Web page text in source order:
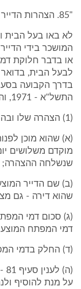
"85. הצהרות הדייר היוצא והדייר המוצע
לא באו בעל הבית
המושכר בידי
או בדבר חלוקת
לבעל הבית,
התשל"א - 1971, והן -
(1) הצהרה שלו ובה פרטים האלה:
(א) שהוא מוכן
מוקדם משלושים
שנשלחה ההצהרה;
(ב) שם הדייר
שהוא דירה - גם
(ג) סכום דמי
דמי המפתח
(ד) החלק בדמי
על מנת להוסיף